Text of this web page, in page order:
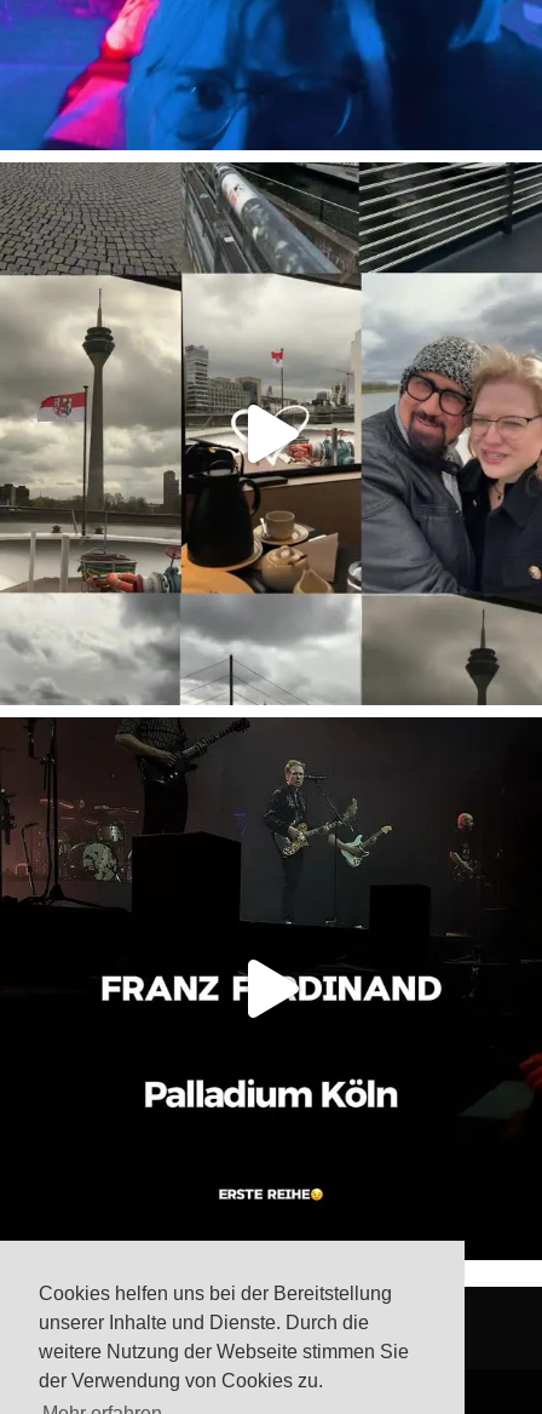
Cookies helfen uns bei der Bereitstellung
unserer Inhalte und Dienste. Durch die
weitere Nutzung der Webseite stimmen Sie
der Verwendung von Cookies zu.